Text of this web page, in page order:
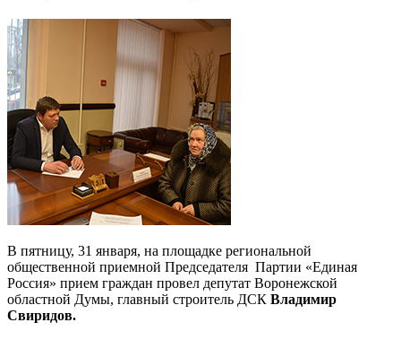
В пятницу, 31 января, на площадке региональной
общественной приемной Председателя Партии «Единая
Россия» прием граждан провел депутат Воронежской
областной Думы, главный строитель ДСК Владимир
Свиридов.